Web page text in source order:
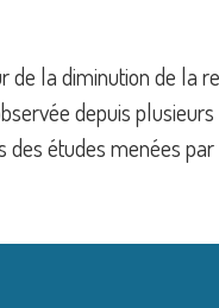
de la diminution de la
depuis plusieurs
des études menées